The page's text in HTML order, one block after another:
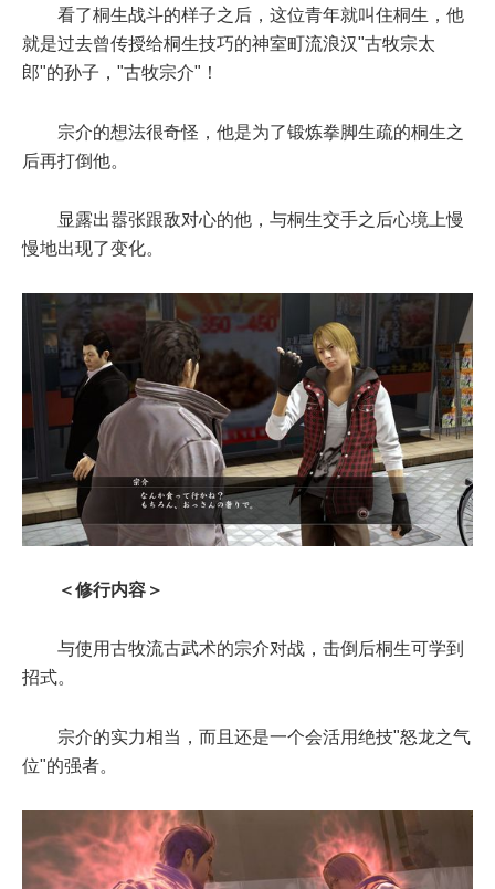
看了桐生战斗的样子之后，这位青年就叫住桐生，他
就是过去曾传授给桐生技巧的神室町流浪汉"古牧宗太
郎"的孙子，"古牧宗介"！
宗介的想法很奇怪，他是为了锻炼拳脚生疏的桐生之
后再打倒他。
显露出嚣张跟敌对心的他，与桐生交手之后心境上慢
慢地出现了变化。
＜修行内容＞
与使用古牧流古武术的宗介对战，击倒后桐生可学到
招式。
宗介的实力相当，而且还是一个会活用绝技"怒龙之气
位"的强者。